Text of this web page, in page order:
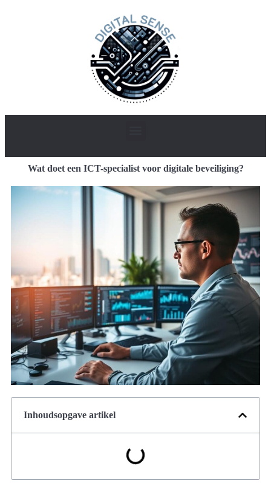
Wat doet een ICT-specialist voor digitale beveiliging?
Inhoudsopgave artikel